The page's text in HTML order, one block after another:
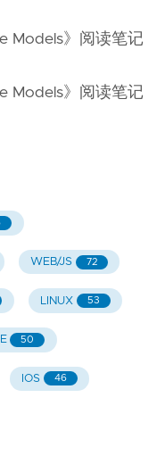
Models》阅读笔记
Models》阅读笔记
WEB/JS 72
LINUX 53
50
IOS 46